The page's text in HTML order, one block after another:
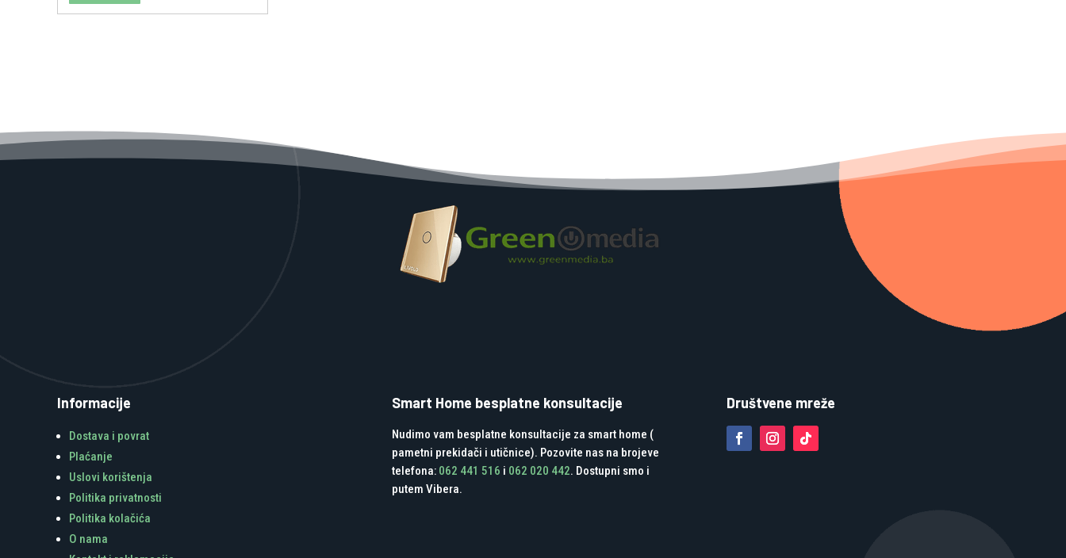
680,00 KM.605,00 KM.
Informacije
Dostava i povrat
Plaćanje
Uslovi korištenja
Politika privatnosti
Politika kolačića
O nama
Smart Home besplatne konsultacije
Nudimo vam besplatne konsultacije za smart home (
pametni prekidači i utičnice). Pozovite nas na brojeve
telefona: 062 441 516 i 062 020 442. Dostupni smo i
putem Vibera.
Društvene mreže